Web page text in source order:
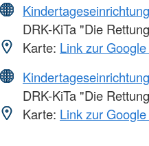
Kindertageseinrichtung
DRK-KiTa "Die
Karte: Link zur
Kindertageseinrichtung
DRK-KiTa "Die
Karte: Link zur